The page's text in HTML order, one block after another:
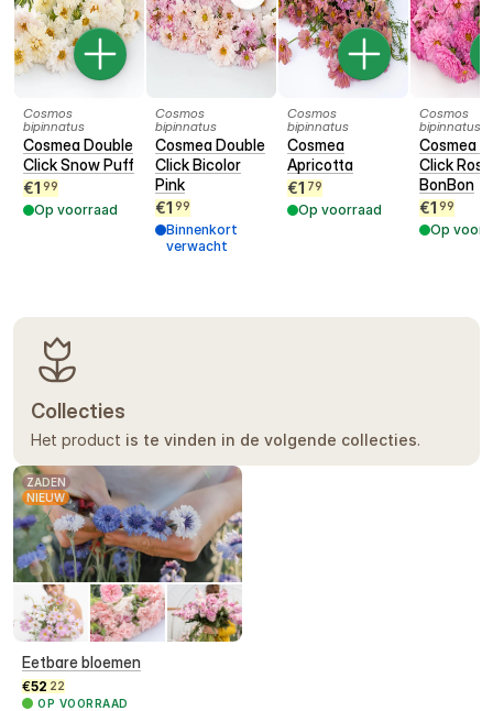
garantie.
Cosmos
bipinnatus
Cosmea Double
Click Snow Puff
€1 99
Op voorraad
Cosmos
bipinnatus
Cosmea Double
Click Bicolor
Pink
€1 99
Binnenkort
verwacht
Cosmos
bipinnatus
Cosmea
Apricotta
€1 79
Op voorraad
Cosmos
bipinnatus
Cosmea
Click Rose
BonBon
€1 99
Op
Collecties
Het product is te vinden in de volgende collecties.
ZADEN
NIEUW
Eetbare bloemen
€52 22
OP VOORRAAD